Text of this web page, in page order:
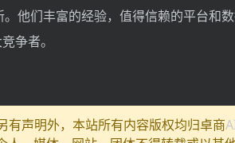
。他们丰富的经验，值得信赖的平台和
争者。
有声明外，本站所有内容版权均归卓商